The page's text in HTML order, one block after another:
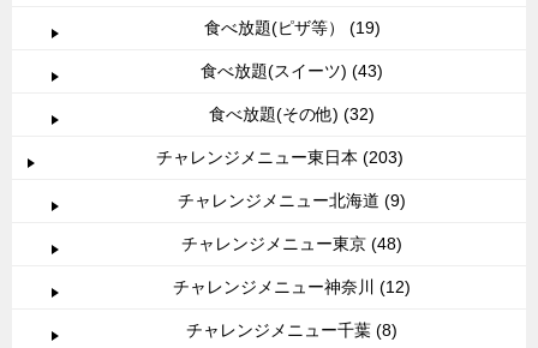
食べ放題(ピザ等） (19)
食べ放題(スイーツ) (43)
食べ放題(その他) (32)
チャレンジメニュー東日本 (203)
チャレンジメニュー北海道 (9)
チャレンジメニュー東京 (48)
チャレンジメニュー神奈川 (12)
チャレンジメニュー千葉 (8)